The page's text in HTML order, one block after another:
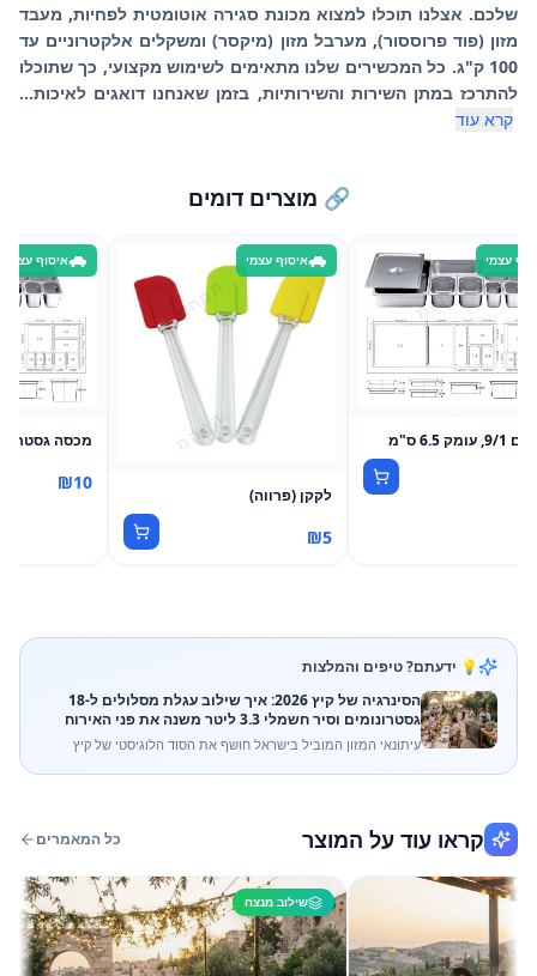
שלכם. אצלנו תוכלו למצוא מכונת סגירה אוטומטית לפחיות, מעבד
מזון (פוד פרוססור), מערבל מזון (מיקסר) ומשקלים אלקטרוניים עד
100 ק"ג. כל המכשירים שלנו מתאימים לשימוש מקצועי, כך שתוכלו
להתרכז במתן השירות והשירותיות, בזמן שאנחנו דואגים לאיכות...
קרא עוד
🔗 מוצרים דומים
עצמי
6.5 ס"מ
איסוף עצמי
לקקן (פרווה)
₪5
איסוף עצמי
מכסה גסטרונום
₪10
💡 ידעתם? טיפים והמלצות
הסינרגיה של קיץ 2026: איך שילוב עגלת מסלולים ל-18
גסטרונומים וסיר חשמלי 3.3 ליטר משנה את פני האירוח
עיתונאי המזון המוביל בישראל חושף את הסוד הלוגיסטי של קיץ
קראו עוד על המוצר כל המאמרים
שילוב מנצח
42 ליטר וגסטרונום 6/1
הקיץ